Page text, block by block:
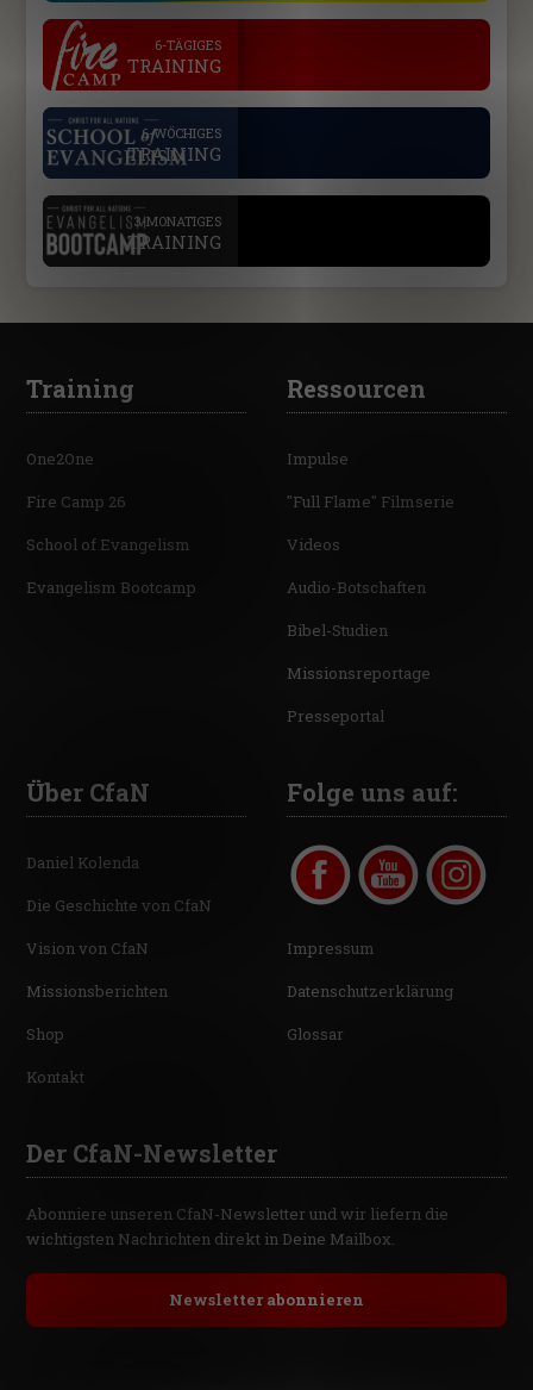
6-TÄGIGES
TRAINING
6-WÖCHIGES
TRAINING
3-MONATIGES
TRAINING
Training
One2One
Fire Camp 26
School of Evangelism
Evangelism Bootcamp
Ressourcen
Impulse
"Full Flame" Filmserie
Videos
Audio-Botschaften
Bibel-Studien
Missionsreportage
Presseportal
Über CfaN
Daniel Kolenda
Die Geschichte von CfaN
Vision von CfaN
Missionsberichten
Shop
Kontakt
Folge uns auf:
Impressum
Datenschutzerklärung
Glossar
Der CfaN-Newsletter
Abonniere unseren CfaN-Newsletter und wir liefern die
wichtigsten Nachrichten direkt in Deine Mailbox.
Newsletter abonnieren